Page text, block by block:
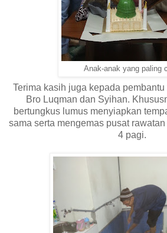
Anak-anak yang paling
Terima kasih juga kepada
Bro Luqman dan Syihan.
bertungkus lumus menyiapkan
sama serta mengemas pusat
4 pagi.